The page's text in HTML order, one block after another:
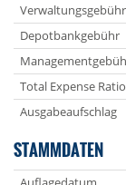
Verwaltungsgebühr
Depotbankgebühr
Total Expense Ratio
Ausgabeaufschlag
STAMMDATEN